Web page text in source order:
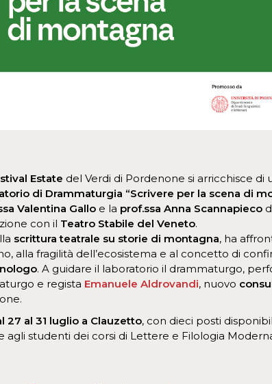
Estate del Verdi di Pordenone si arricchisce di
di Drammaturgia “Scrivere per la scena di
Valentina Gallo e la prof.ssa Anna Scannapieco
con il Teatro Stabile del Veneto.
scrittura teatrale su storie di montagna, ha
alla fragilità dell’ecosistema e al concetto di
. A guidare il laboratorio il drammaturgo,
e regista Emanuele Aldrovandi, nuovo
27 al 31 luglio a Clauzetto, con dieci posti
agli studenti dei corsi di Lettere e Filologia